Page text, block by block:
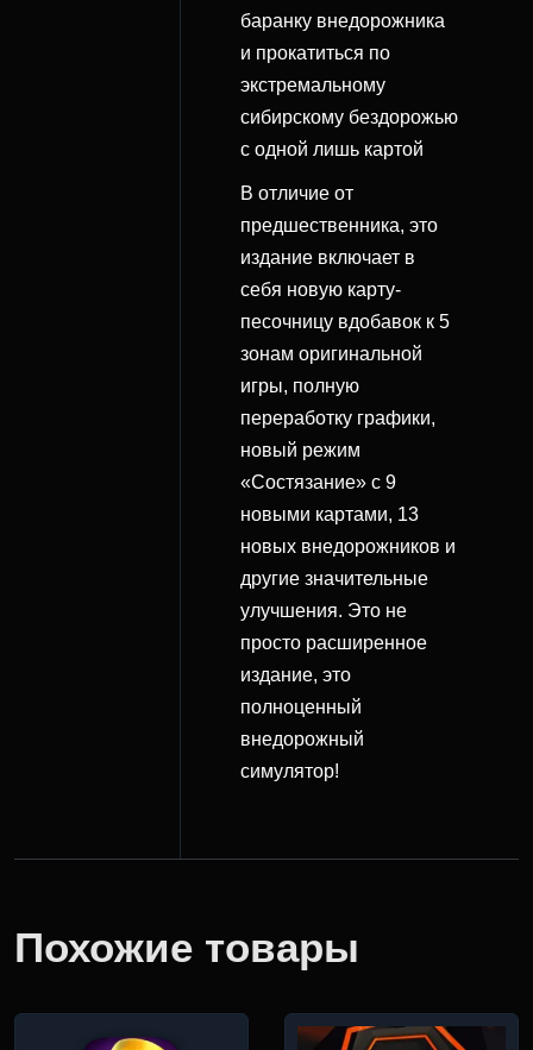
баранку внедорожника
и прокатиться по
экстремальному
сибирскому бездорожью
с одной лишь картой
В отличие от
предшественника, это
издание включает в
себя новую карту-
песочницу вдобавок к 5
зонам оригинальной
игры, полную
переработку графики,
новый режим
«Состязание» с 9
новыми картами, 13
новых внедорожников и
другие значительные
улучшения. Это не
просто расширенное
издание, это
полноценный
внедорожный
симулятор!
Похожие товары